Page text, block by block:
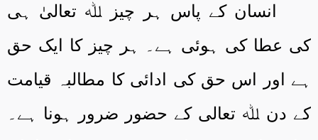
انسان کے پاس ہر چیز ﷲ تعالیٰ ہی
کی عطا کی ہوئی ہے۔ ہر چیز کا ایک حق
ہے اور اس حق کی ادائی کا مطالبہ قیامت
کے دن ﷲ تعالی کے حضور ضرور ہونا ہے۔